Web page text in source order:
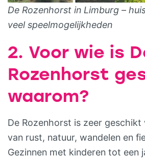
De Rozenhorst in Limburg –
veel speelmogelijkheden
2. Voor wie is
Rozenhorst
waarom?
De Rozenhorst is zeer geschikt
van rust, natuur, wandelen en
Gezinnen met kinderen tot een